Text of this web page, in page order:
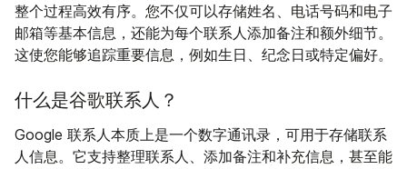
整个过程高效有序。您不仅可以存储姓名、电话号码和电子
邮箱等基本信息，还能为每个联系人添加备注和额外细节。
这使您能够追踪重要信息，例如生日、纪念日或特定偏好。
什么是谷歌联系人？
Google 联系人本质上是一个数字通讯录，可用于存储联系
人信息。它支持整理联系人、添加备注和补充信息，甚至能